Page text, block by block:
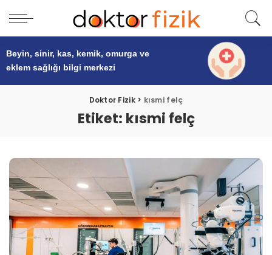
Beyin, sinir, kas, kemik, omurga ve
eklem sağlığı bilgi merkezi
Doktor Fizik> kısmi felç
Etiket: kısmi felç